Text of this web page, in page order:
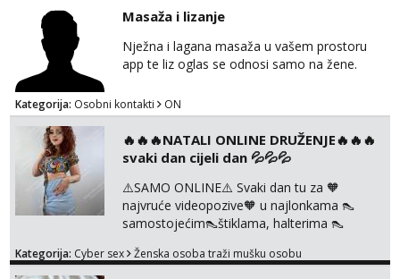
Masaža i lizanje
Nježna i lagana masaža u vašem prostoru
app te liz oglas se odnosi samo na žene.
Kategorija: Osobni kontakti ON
🔥🔥🔥NATALI ONLINE DRUŽENJE🔥🔥🔥
svaki dan cijeli dan 💦💦💦
⚠️SAMO ONLINE⚠️ Svaki dan tu za 🧡
najvruće videopozive🧡 u najlonkama 👠
samostojećim👠štiklama, halterima 👠
dogovoru 🧡 Dopisivanja hot chat🧡 o
Kategorija: Cyber sex Ženska osoba traži mušku osobu